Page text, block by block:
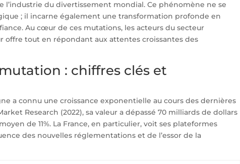
du divertissement mondial. Ce phénomène ne se
; il incarne également une transformation profonde en
Au cœur de ces mutations, les acteurs du secteur
offre tout en répondant aux attentes croissantes des
: chiffres clés et
a connu une croissance exponentielle au cours des dernières
Research (2022), sa valeur a dépassé 70 milliards de dollars
de 11%. La France, en particulier, voit ses plateformes
des nouvelles réglementations et de l’essor de la